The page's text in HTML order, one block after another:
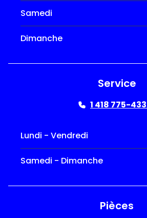
Samedi
Dimanche
Service
1 418 775-
Lundi - Vendredi
Samedi - Dimanche
Pièces